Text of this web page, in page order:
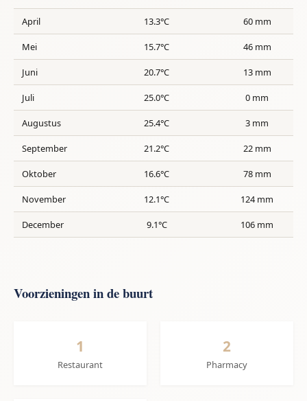
April 13.3°C 60 mm
Mei 15.7°C 46 mm
Juni 20.7°C 13 mm
Juli 25.0°C 0 mm
Augustus 25.4°C 3 mm
September 21.2°C 22 mm
Oktober 16.6°C 78 mm
November 12.1°C 124 mm
December 9.1°C 106 mm
Voorzieningen in de buurt
1
Restaurant
2
Pharmacy